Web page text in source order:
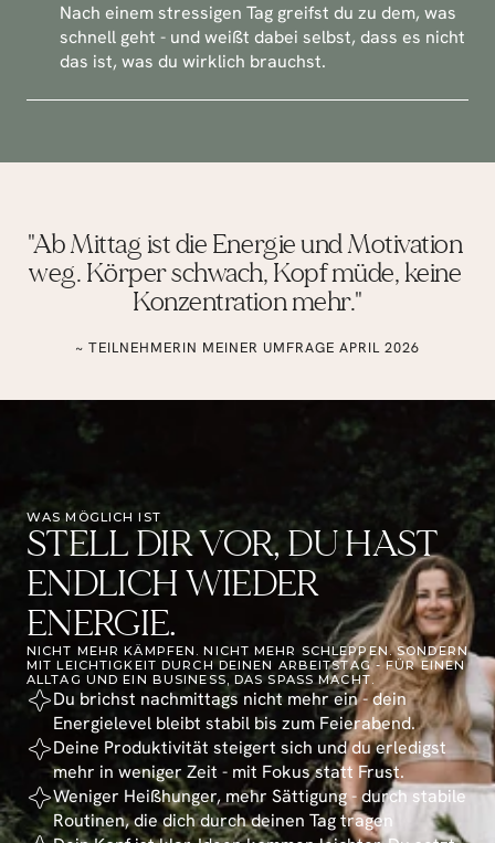
Nach einem stressigen Tag greifst du zu dem, was
schnell geht - und weißt dabei selbst, dass es nicht
das ist, was du wirklich brauchst.
"Ab Mittag ist die Energie und Motivation
weg. Körper schwach, Kopf müde, keine
Konzentration mehr."
~ TEILNEHMERIN MEINER UMFRAGE APRIL 2026
WAS MÖGLICH IST
STELL DIR VOR, DU HAST
ENDLICH WIEDER
ENERGIE.
NICHT MEHR KÄMPFEN. NICHT MEHR SCHLEPPEN. SONDERN
MIT LEICHTIGKEIT DURCH DEINEN ARBEITSTAG - FÜR EINEN
ALLTAG UND EIN BUSINESS, DAS SPASS MACHT.
Du brichst nachmittags nicht mehr ein - dein
Energielevel bleibt stabil bis zum Feierabend.
Deine Produktivität steigert sich und du erledigst
mehr in weniger Zeit - mit Fokus statt Frust.
Weniger Heißhunger, mehr Sättigung - durch stabile
Routinen, die dich durch deinen Tag tragen